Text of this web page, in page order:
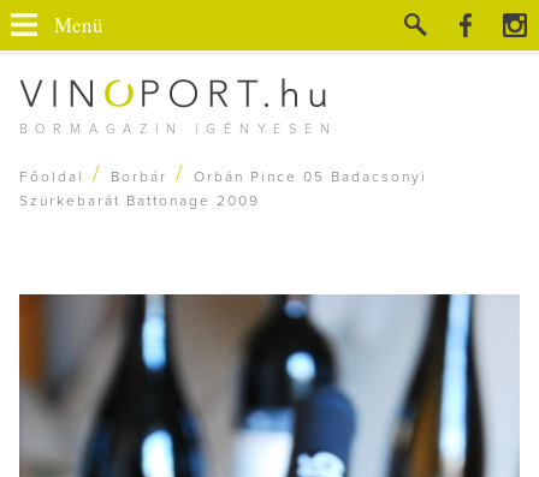
BORMAGAZIN IGÉNYESEN
Menü
Főoldal / Borbár /
Orbán Pince 05 Badacsonyi
Szürkebarát Battonage 2009